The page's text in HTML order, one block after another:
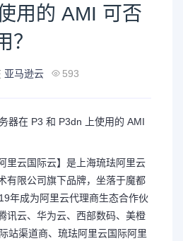
用的 AMI 可否
？
亚马逊云 593
在 P3 和 P3dn 上使用的 AMI
里云国际云】是上海琉珐阿里云
有限公司旗下品牌，坐落于魔都
年成为阿里云代理商生态合作伙
讯云、华为云、西部数码、美橙
站渠道商、琉珐阿里云国际阿里